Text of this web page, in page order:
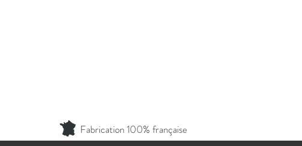
Fabrication 100% française